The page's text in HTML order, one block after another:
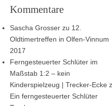
Kommentare
Sascha Grosser zu 12.
Oldtimertreffen in Olfen-Vinnum
2017
Ferngesteuerter Schlüter im
Maßstab 1:2 – kein
Kinderspielzeug | Trecker-Ecke
Ein ferngesteuerter Schlüter